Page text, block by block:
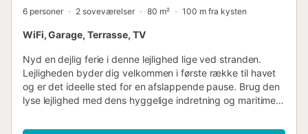
6 personer 2 soveværelser 80 m² 100 m fra kysten
WiFi, Garage, Terrasse, TV
Nyd en dejlig ferie i denne lejlighed lige ved stranden.
Lejligheden byder dig velkommen i første række til havet
og er det ideelle sted for en afslappende pause. Brug den
lyse lejlighed med dens hyggelige indretning og maritime
udforske området og nyde strandlivet i fulde drag. Styr jer